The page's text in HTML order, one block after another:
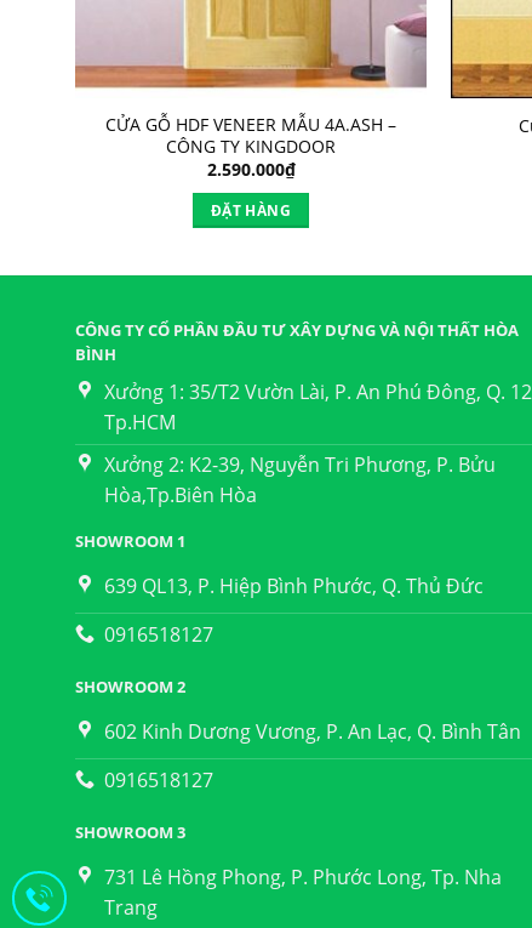
CỬA GỖ HDF VENEER MẪU 4A.ASH –
CÔNG TY KINGDOOR
2.590.000₫
ĐẶT HÀNG
CÔNG TY CỔ PHẦN ĐẦU TƯ XÂY DỰNG VÀ NỘI THẤT HÒA
BÌNH
Xưởng 1: 35/T2 Vườn Lài, P. An Phú Đông, Q.
Tp.HCM
Xưởng 2: K2-39, Nguyễn Tri Phương, P. Bửu
Hòa,Tp.Biên Hòa
SHOWROOM 1
639 QL13, P. Hiệp Bình Phước, Q. Thủ Đức
0916518127
SHOWROOM 2
602 Kinh Dương Vương, P. An Lạc, Q. Bình Tân
0916518127
SHOWROOM 3
731 Lê Hồng Phong, P. Phước Long, Tp. Nha
Trang